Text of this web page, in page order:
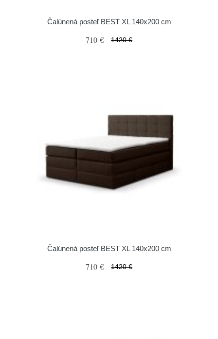
Čalúnená posteľ BEST XL 140x200 cm
710 € 1420 €
Čalúnená posteľ BEST XL 140x200 cm
710 € 1420 €